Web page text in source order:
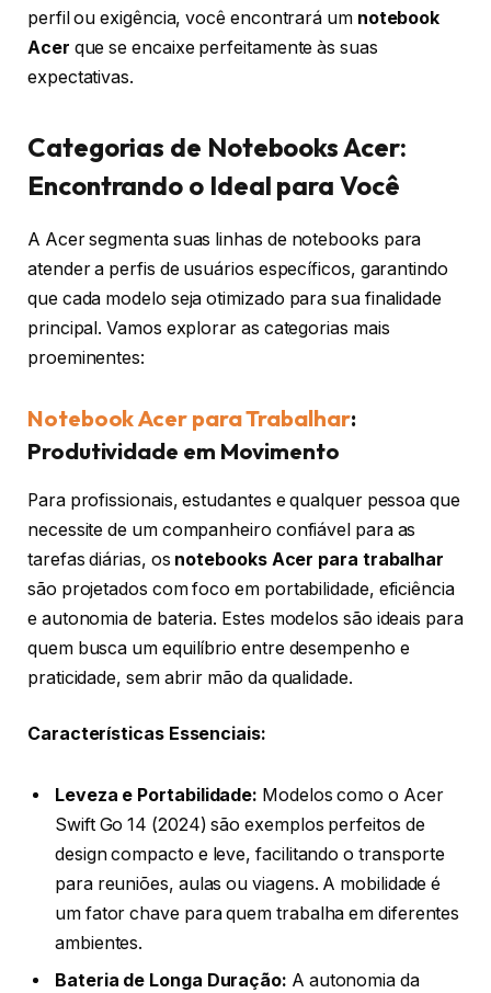
perfil ou exigência, você encontrará um notebook
Acer que se encaixe perfeitamente às suas
expectativas.
Categorias de Notebooks Acer:
Encontrando o Ideal para Você
A Acer segmenta suas linhas de notebooks para
atender a perfis de usuários específicos, garantindo
que cada modelo seja otimizado para sua finalidade
principal. Vamos explorar as categorias mais
proeminentes:
Notebook Acer para Trabalhar:
Produtividade em Movimento
Para profissionais, estudantes e qualquer pessoa que
necessite de um companheiro confiável para as
tarefas diárias, os notebooks Acer para trabalhar
são projetados com foco em portabilidade, eficiência
e autonomia de bateria. Estes modelos são ideais para
quem busca um equilíbrio entre desempenho e
praticidade, sem abrir mão da qualidade.
Características Essenciais:
Leveza e Portabilidade: Modelos como o Acer
Swift Go 14 (2024) são exemplos perfeitos de
design compacto e leve, facilitando o transporte
para reuniões, aulas ou viagens. A mobilidade é
um fator chave para quem trabalha em diferentes
ambientes.
Bateria de Longa Duração: A autonomia da